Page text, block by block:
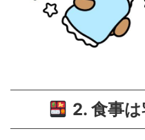
2. 食事